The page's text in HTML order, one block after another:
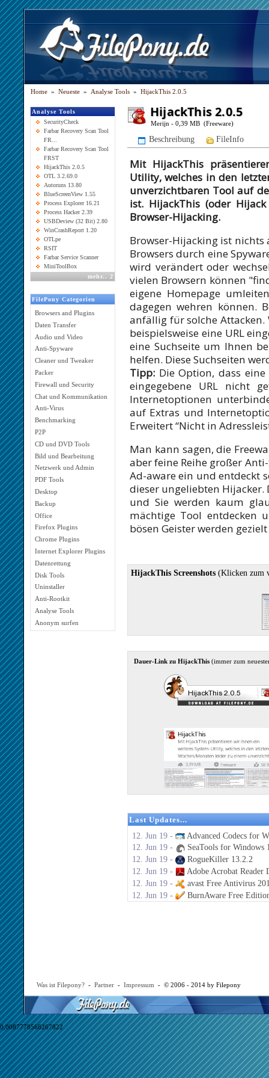
Home » Neueste » Analyse Tools » HijackThis 2.0.5
Analyse Tools
SecurityCheck
Farbar Recovery Scan Tool
FR...
Farbar Recovery Scan Tool
FRST
HijackThis 2.0.5
OTL 3.2.69.0
Autoruns 13.80
BlueScreenView 1.55
Process Explorer 16.21
Process Hacker 2.39
USBDeview (32 Bit) 2.80
WinCrashReport 1.20
OTLpe
RSIT
Farbar Service Scanner
MiniToolBox
mehr.. 2
FilePony Categorien
Browsers and Plugins
Daten Transfer
Audio und Video
Anti-Spyware
Cleaner und Tweaker
Packer
Firewall und Security
Chat und Kommunikation
Anti-Virus
Benchmarking
P2P
CD und DVD Tools
Bild und Bearbeitung
Netzwerk und Admin
PDF Tools
Desktop
Backup
Office
Firefox Plugins
Chrome Plugins
Internet Explorer Plugins
Datenrettung
Disk Tools
Uninstaller
Anti-Rootkit
Analyse Tools
Anonym surfen
HijackThis 2.0.5
Merijn - 0,39 MB (Freeware)
Beschreibung FileInfo
Mit HijackThis
Utility, welches in den
unverzichtbaren Tool auf
ist. HijackThis (oder
Browser-Hijacking.
Browser-Hijacking ist
Browsers durch eine
wird verändert oder
vielen Browsern können
eigene Homepage
dagegen wehren können.
anfällig für solche
beispielsweise eine URL
eine Suchseite um Ihnen
helfen. Diese Suchseiten
Tipp: Die Option, dass
eingegebene URL nicht
Internetoptionen
auf Extras und
Erweitert “Nicht in
Man kann sagen, die
aber feine Reihe großer
Ad-aware ein und entdeckt
dieser ungeliebten
und Sie werden kaum
mächtige Tool entdecken
bösen Geister werden
HijackThis Screenshots (Klicken zum
Dauer-Link zu HijackThis (immer zum
Last Updates...
12. Jun 19 -
Advanced Codecs for
12. Jun 19 -
SeaTools for Windows
12. Jun 19 -
RogueKiller 13.2.2
12. Jun 19 -
Adobe Acrobat Reader
12. Jun 19 -
avast Free Antivirus
12. Jun 19 -
BurnAware Free
Was ist Filepony? - Partner - Impressum - © 2006 - 2014 by Filepony
0,0087778568267822